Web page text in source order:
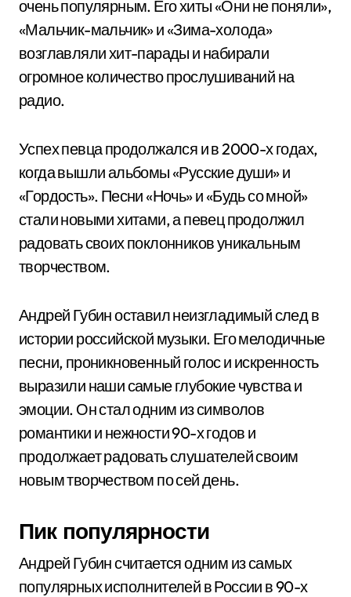
очень популярным. Его хиты «Они не поняли»,
«Мальчик-мальчик» и «Зима-холода»
возглавляли хит-парады и набирали
огромное количество прослушиваний на
радио.
Успех певца продолжался и в 2000-х годах,
когда вышли альбомы «Русские души» и
«Гордость». Песни «Ночь» и «Будь со мной»
стали новыми хитами, а певец продолжил
радовать своих поклонников уникальным
творчеством.
Андрей Губин оставил неизгладимый след в
истории российской музыки. Его мелодичные
песни, проникновенный голос и искренность
выразили наши самые глубокие чувства и
эмоции. Он стал одним из символов
романтики и нежности 90-х годов и
продолжает радовать слушателей своим
новым творчеством по сей день.
Пик популярности
Андрей Губин считается одним из самых
популярных исполнителей в России в 90-х